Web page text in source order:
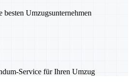
besten Umzugsunternehmen
Service für Ihren Umzug